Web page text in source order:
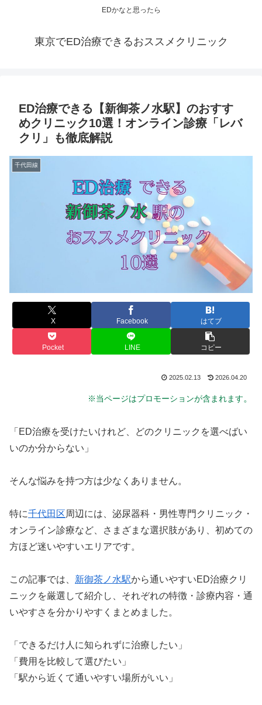
EDかなと思ったら
東京でED治療できるおススメクリニック
ED治療できる【新御茶ノ水駅】のおすす
めクリニック10選！オンライン診療「レバ
クリ」も徹底解説
千代田線
X Facebook はてブ
Pocket LINE コピー
2025.02.13 2026.04.20
※当ページはプロモーションが含まれます。
「ED治療を受けたいけれど、どのクリニックを選べばい
いのか分からない」
そんな悩みを持つ方は少なくありません。
特に千代田区周辺には、泌尿器科・男性専門クリニック・
オンライン診療など、さまざまな選択肢があり、初めての
方ほど迷いやすいエリアです。
この記事では、 新御茶ノ水駅から通いやすいED治療クリ
ニックを厳選して紹介し、それぞれの特徴・診療内容・通
いやすさを分かりやすくまとめました。
「できるだけ人に知られずに治療したい」
「費用を比較して選びたい」
「駅から近くて通いやすい場所がいい」